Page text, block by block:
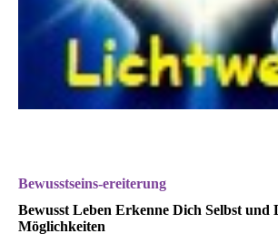
Bewusstseins-ereiterung
Bewusst Leben Erkenne Dich Selbst und
Möglichkeiten